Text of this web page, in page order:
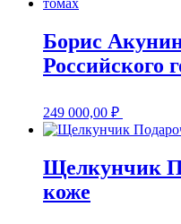
Борис
Российского
249 000,00 ₽
Щелкунчик
коже